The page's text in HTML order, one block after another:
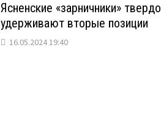
Ясненские «зарничники» твердо
удерживают вторые позиции
16.05.2024 19:40